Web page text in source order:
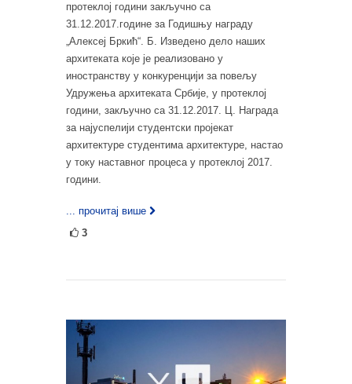
протеклој години закључно са
31.12.2017.године за Годишњу награду
„Алексеј Бркић“. Б. Изведено дело наших
архитеката које је реализовано у
иностранству у конкуренцији за повељу
Удружења архитеката Србије, у протеклој
години, закључно са 31.12.2017. Ц. Награда
за најуспелији студентски пројекат
архитектуре студентима архитектуре, настао
у току наставног процеса у протеклој 2017.
години.
... прочитај више
3